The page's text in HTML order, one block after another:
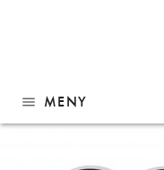
menu MENY
Modell